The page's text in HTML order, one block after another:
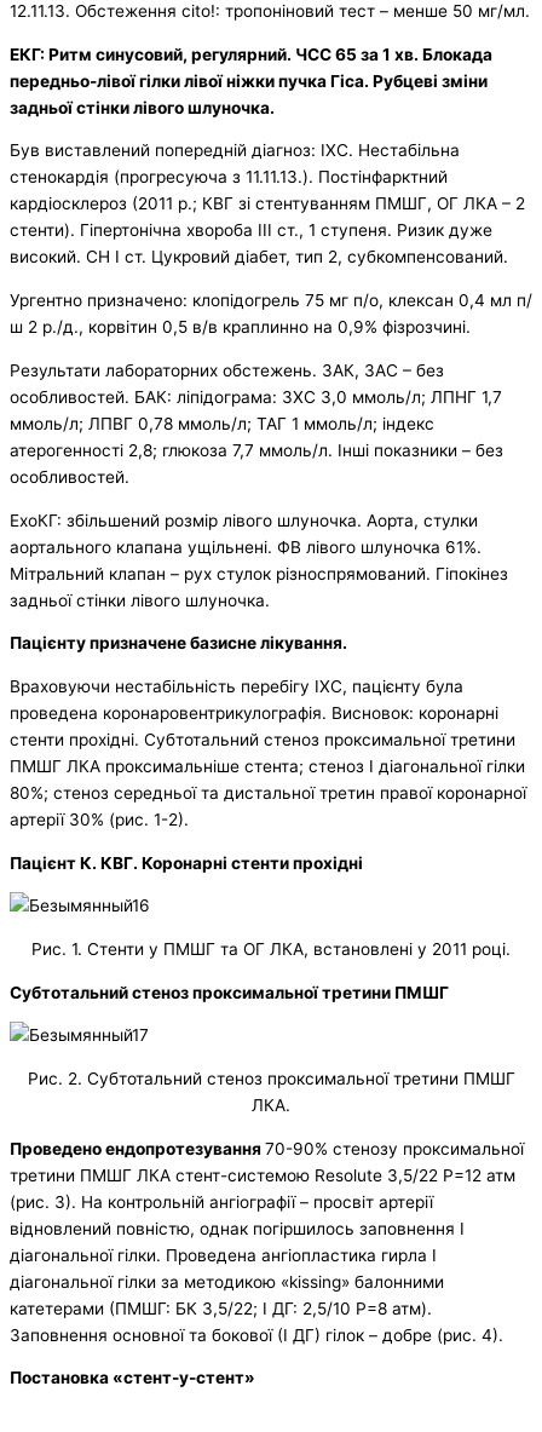
12.11.13. Обстеження cito!: тропоніновий тест – менше 50 мг/мл.
ЕКГ: Ритм синусовий, регулярний. ЧСС 65 за 1 хв. Блокада
передньо-лівої гілки лівої ніжки пучка Гіса. Рубцеві зміни
задньої стінки лівого шлуночка.
Був виставлений попередній діагноз: ІХС. Нестабільна
стенокардія (прогресуюча з 11.11.13.). Постінфарктний
кардіосклероз (2011 р.; КВГ зі стентуванням ПМШГ, ОГ ЛКА – 2
стенти). Гіпертонічна хвороба ІІІ ст., 1 ступеня. Ризик дуже
високий. СН І ст. Цукровий діабет, тип 2, субкомпенсований.
Ургентно призначено: клопідогрель 75 мг п/о, клексан 0,4 мл п/
ш 2 р./д., корвітин 0,5 в/в краплинно на 0,9% фізрозчині.
Результати лабораторних обстежень. ЗАК, ЗАС – без
особливостей. БАК: ліпідограма: ЗХС 3,0 ммоль/л; ЛПНГ 1,7
ммоль/л; ЛПВГ 0,78 ммоль/л; ТАГ 1 ммоль/л; індекс
атерогенності 2,8; глюкоза 7,7 ммоль/л. Інші показники – без
особливостей.
ЕхоКГ: збільшений розмір лівого шлуночка. Аорта, стулки
аортального клапана ущільнені. ФВ лівого шлуночка 61%.
Мітральний клапан – рух стулок різноспрямований. Гіпокінез
задньої стінки лівого шлуночка.
Пацієнту призначене базисне лікування.
Враховуючи нестабільність перебігу ІХС, пацієнту була
проведена коронаровентрикулографія. Висновок: коронарні
стенти прохідні. Субтотальний стеноз проксимальної третини
ПМШГ ЛКА проксимальніше стента; стеноз І діагональної гілки
80%; стеноз середньої та дистальної третин правої коронарної
артерії 30% (рис. 1-2).
Пацієнт К. КВГ. Коронарні стенти прохідні
Рис. 1. Стенти у ПМШГ та ОГ ЛКА, встановлені у 2011 році.
Субтотальний стеноз проксимальної третини ПМШГ
Рис. 2. Субтотальний стеноз проксимальної третини ПМШГ
ЛКА.
Проведено ендопротезування70-90% стенозу проксимальної
третини ПМШГ ЛКА стент-системою Resolute 3,5/22 Р=12 атм
(рис. 3). На контрольній ангіографії – просвіт артерії
відновлений повністю, однак погіршилось заповнення І
діагональної гілки. Проведена ангіопластика гирла І
діагональної гілки за методикою «kissing» балонними
катетерами (ПМШГ: БК 3,5/22; І ДГ: 2,5/10 Р=8 атм).
Заповнення основної та бокової (І ДГ) гілок – добре (рис. 4).
Постановка «стент-у-стент»